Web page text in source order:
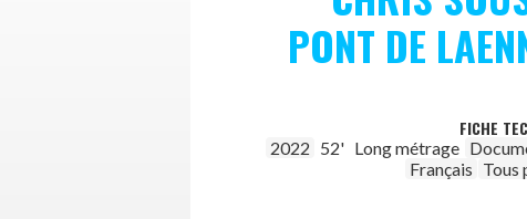
PONT DE
FICHE
2022 52' Long métrage
Français Tous